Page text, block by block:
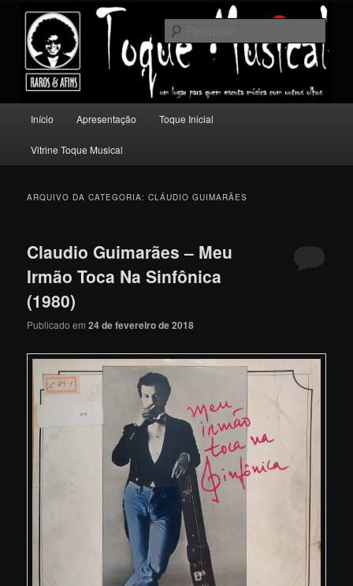
conteúdo
principal
conteúdo
secundário
Toque Musical
Um lugar para quem escuta música com outros olhos.
principal
Início Apresentação Toque Inicial
Vitrine Toque Musical
ARQUIVO DA CATEGORIA:CLÁUDIO GUIMARÃES
Claudio Guimarães – Meu
Irmão Toca Na Sinfônica
(1980)
Publicado em24 de fevereiro de 2018